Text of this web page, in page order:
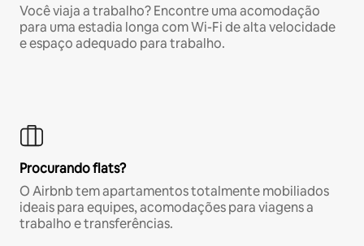
Você viaja a trabalho? Encontre uma acomodação
para uma estadia longa com Wi-Fi de alta velocidade
e espaço adequado para trabalho.
Procurando flats?
O Airbnb tem apartamentos totalmente mobiliados
ideais para equipes, acomodações para viagens a
trabalho e transferências.